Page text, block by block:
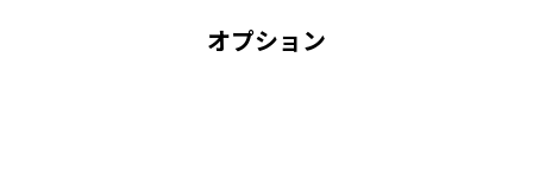
オプション